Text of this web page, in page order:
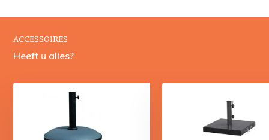
ACCESSOIRES
Heeft u alles?